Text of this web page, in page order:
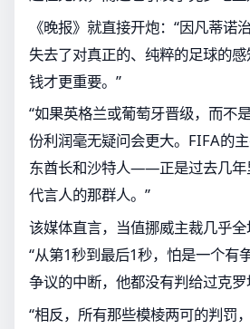
《晚报》就直接开炮：“因凡蒂诺
失去了对真正的、纯粹的足球的
钱才更重要。”
“如果英格兰或葡萄牙晋级，而不
份利润毫无疑问会更大。FIFA的
东酋长和沙特人——正是过去几年
代言人的那群人。”
该媒体直言，当值挪威主裁几乎全
“从第1秒到最后1秒，怕是一个有
争议的中断，他都没有判给过克罗
“相反，所有那些模棱两可的判罚